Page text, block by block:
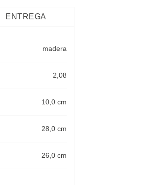
ENTREGA
madera
2,08
10,0 cm
28,0 cm
26,0 cm